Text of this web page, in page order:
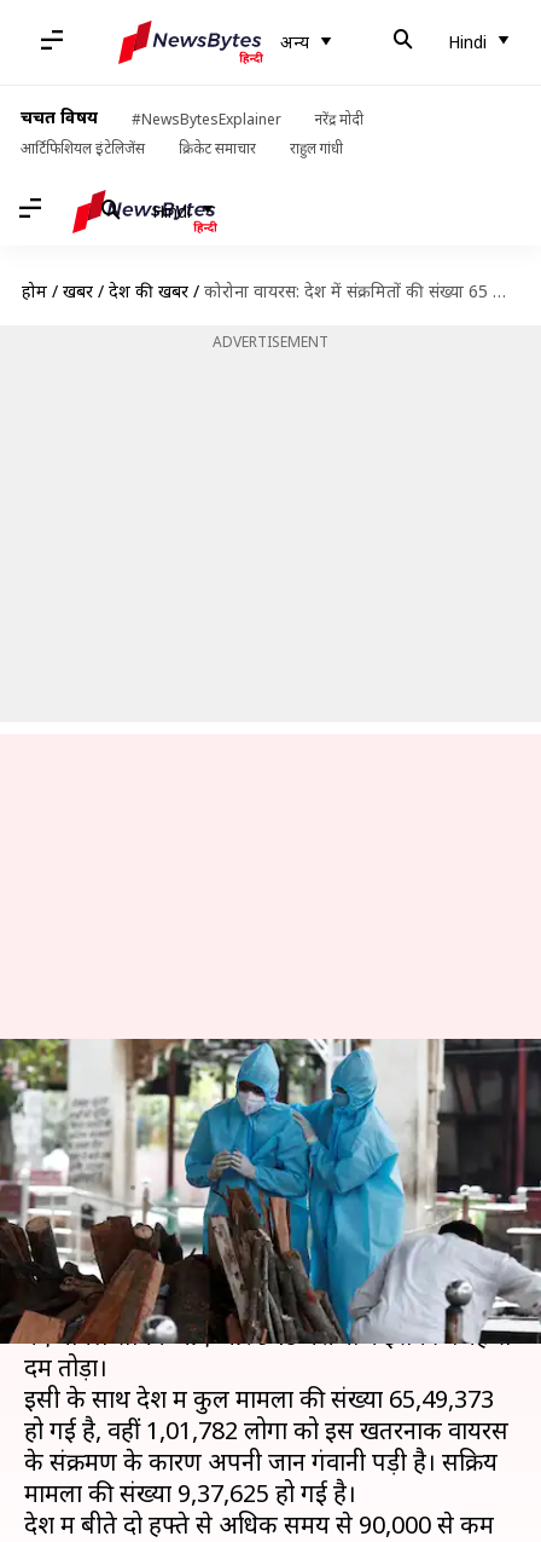
अन्य Hindi
चर्चित विषय #NewsBytesExplainer
नरेंद्र मोदी
आर्टिफिशियल इंटेलिजेंस
क्रिकेट समाचार राहुल गांधी
Hindi
होम / खबरें / देश की खबरें / कोरोना वायरस: देश में संक्रमितों की संख्या 65 लाख पार, बीते दिन 75,829 नए मामले
ADVERTISEMENT
कोरोना वायरस: देश में संक्रमितों की
संख्या 65 लाख पार, बीते दिन
75,829 नए मामले
लेखन मुकुल तोमर Oct 04, 2020 10:16 am
क्या है खबर?
भारत में बीते दिन कोरोना वायरस से संक्रमण के 75,829
नए मामले सामने आए और 940 मरीजों ने इसकी वजह से
दम तोड़ा।
इसी के साथ देश में कुल मामलों की संख्या 65,49,373
हो गई है, वहीं 1,01,782 लोगों को इस खतरनाक वायरस
के संक्रमण के कारण अपनी जान गंवानी पड़ी है। सक्रिय
मामलों की संख्या 9,37,625 हो गई है।
देश में बीते दो हफ्ते से अधिक समय से 90,000 से कम